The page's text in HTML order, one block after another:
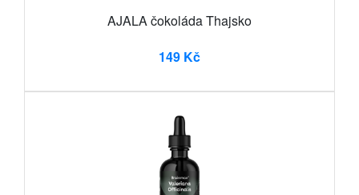
AJALA čokoláda Thajsko
149 Kč